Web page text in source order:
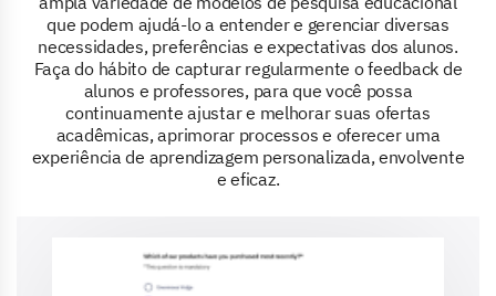
que podem ajudá-lo a entender e gerenciar diversas
necessidades, preferências e expectativas dos alunos.
Faça do hábito de capturar regularmente o feedback de
alunos e professores, para que você possa
continuamente ajustar e melhorar suas ofertas
acadêmicas, aprimorar processos e oferecer uma
experiência de aprendizagem personalizada, envolvente
e eficaz.